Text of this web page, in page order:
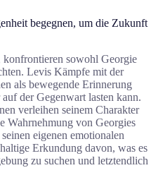
begegnen, um die Zukunft
sowohl Georgie
Levis Kämpfe mit der
als bewegende Erinnerung
der Gegenwart lasten kann.
verleihen seinem Charakter
Wahrnehmung von Georgies
eigenen emotionalen
Erkundung davon, was es
zu suchen und letztendlich